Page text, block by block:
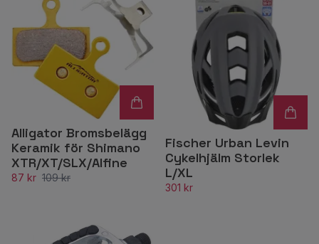
Alligator Bromsbelägg
Keramik för Shimano
XTR/XT/SLX/Alfine
87 kr 109 kr
Fischer Urban Levin
Cykelhjälm Storlek
L/XL
301 kr